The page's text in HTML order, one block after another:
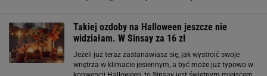
przemyślany sposób
Takiej ozdoby na Halloween jeszcze nie
widziałam. W Sinsay za 16 zł
Jeżeli już teraz zastanawiasz się, jak wystroić swoje
wnętrza w klimacie jesiennym, a być może już typowo w
konwencji Halloween, to Sinsay jest świetnym miejscem